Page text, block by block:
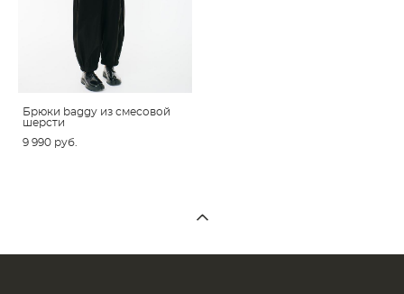
Брюки baggy из смесовой
шерсти
9 990 pуб.